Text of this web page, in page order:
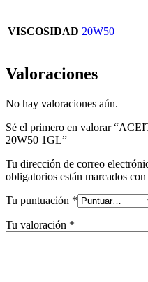
VISCOSIDAD 20W50
Valoraciones
No hay valoraciones aún.
Sé el primero en valorar
20W50 1GL”
Tu dirección de correo
obligatorios están marcados con
Tu puntuación *
Tu valoración *